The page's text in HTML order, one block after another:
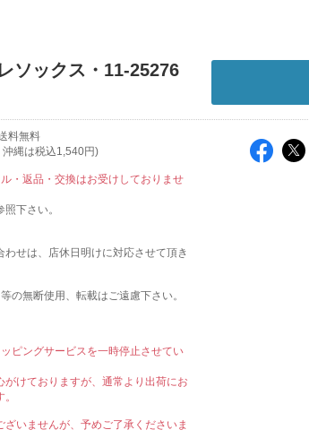
ソックス・11-25276
料無料
縄は税込1,540円)
・返品・交換はお受けしておりませ
照下さい。
せは、店休日明けに対応させて頂き
の無断使用、転載はご遠慮下さい。
ピングサービスを一時停止させてい
がけておりますが、通常より出荷にお
いませんが、予めご了承くださいま